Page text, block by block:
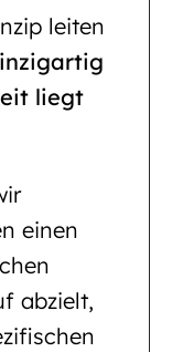
leiten
liegt
einen
abzielt,